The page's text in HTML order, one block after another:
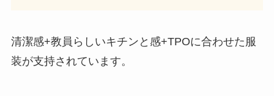
清潔感+教員らしいキチンと感+TPOに合わせた 服
装が支持されています。